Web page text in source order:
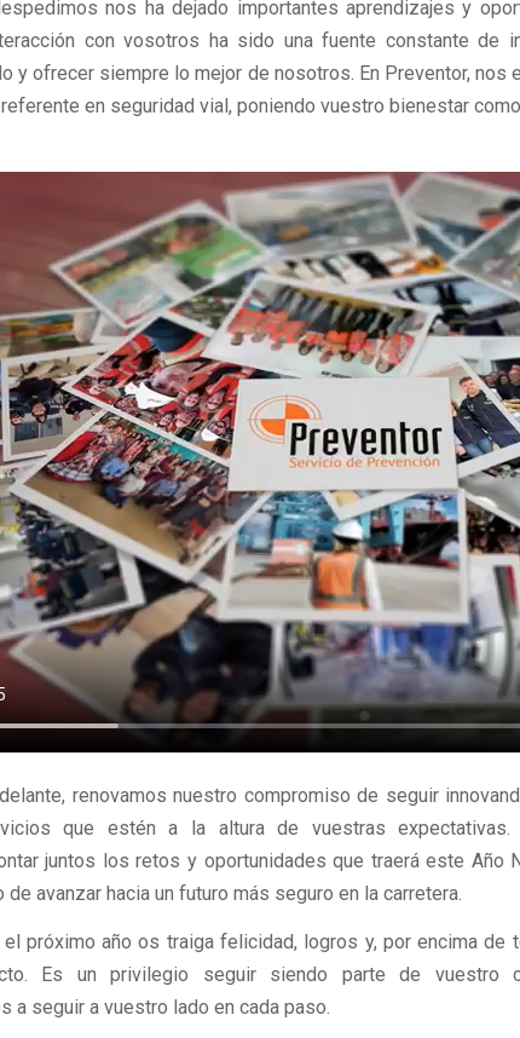
nos ha dejado importantes aprendizajes y
con vosotros ha sido una fuente constante de
y ofrecer siempre lo mejor de nosotros. En Preventor, nos
en seguridad vial, poniendo vuestro bienestar
renovamos nuestro compromiso de seguir
que estén a la altura de vuestras
juntos los retos y oportunidades que traerá este Año
avanzar hacia un futuro más seguro en la carretera.
próximo año os traiga felicidad, logros y, por encima de
Es un privilegio seguir siendo parte de vuestro
a seguir a vuestro lado en cada paso.